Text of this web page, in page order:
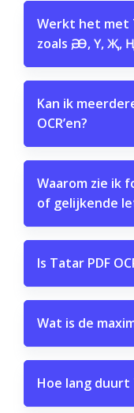
Werkt het met
zoals Ә, Ө, Ү, Җ,
Kan ik
OCR’en?
Waarom zie ik
of gelijkende
Is Tatar PDF
Wat is de
Hoe lang duurt